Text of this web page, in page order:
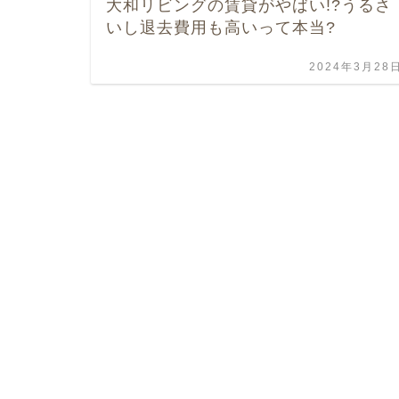
大和リビングの賃貸がやばい!?うるさ
いし退去費用も高いって本当?
2024年3月28